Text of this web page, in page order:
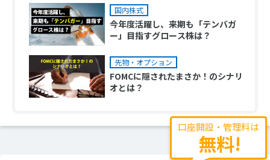
国内株式
今年度活躍し、来期も「テンバガ
ー」目指すグロース株は？
先物・オプション
FOMCに隠されたまさか！のシナリ
オとは？
口座開設・管理料は
無料!